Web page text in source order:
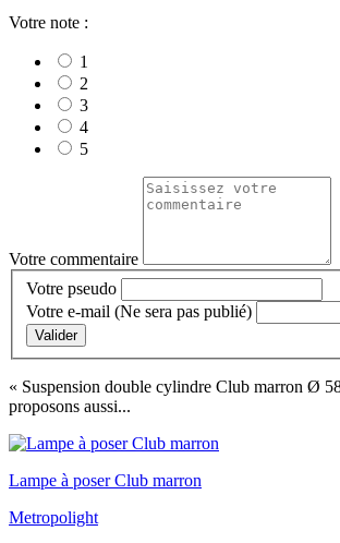
Votre note :
1
2
3
4
5
Votre commentaire
Votre pseudo
Votre e-mail (Ne sera pas publié)
Valider
« Suspension double cylindre Club marron Ø
proposons aussi...
Lampe à poser Club marron
Metropolight